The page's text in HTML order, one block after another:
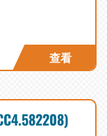
拆除工程、植栽
查看